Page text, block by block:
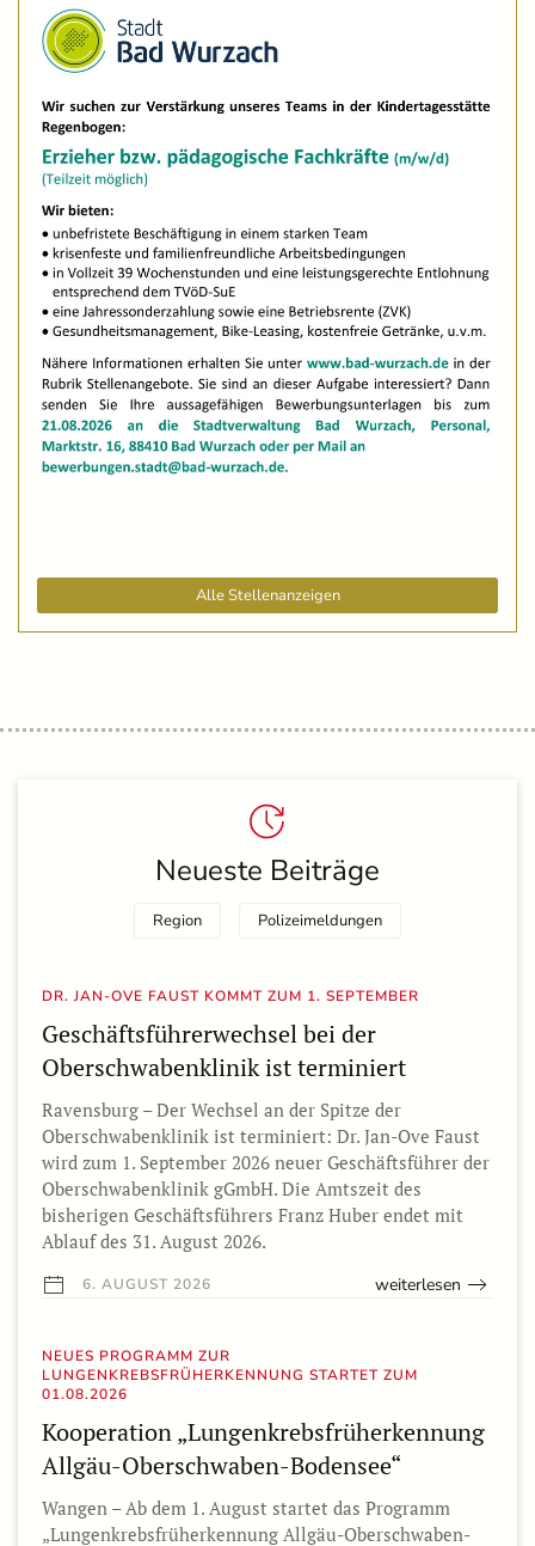
Alle Stellenanzeigen
Neueste Beiträge
Region Polizeimeldungen
DR. JAN-OVE FAUST KOMMT ZUM 1. SEPTEMBER
Geschäftsführerwechsel bei der
Oberschwabenklinik ist terminiert
Ravensburg – Der Wechsel an der Spitze der
Oberschwabenklinik ist terminiert: Dr. Jan-Ove Faust
wird zum 1. September 2026 neuer Geschäftsführer der
Oberschwabenklinik gGmbH. Die Amtszeit des
bisherigen Geschäftsführers Franz Huber endet mit
Ablauf des 31. August 2026.
6. AUGUST 2026 weiterlesen
NEUES PROGRAMM ZUR
LUNGENKREBSFRÜHERKENNUNG STARTET ZUM
01.08.2026
Kooperation „Lungenkrebsfrüherkennung
Allgäu-Oberschwaben-Bodensee“
Wangen – Ab dem 1. August startet das Programm
„Lungenkrebsfrüherkennung Allgäu-Oberschwaben-